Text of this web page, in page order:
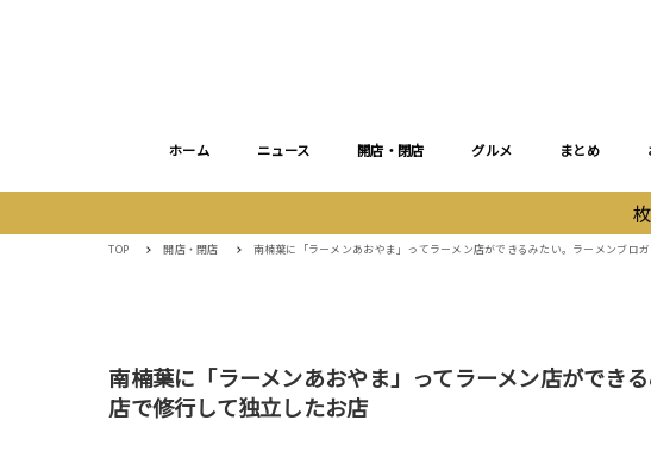
ホーム ニュース 開店・閉店 グルメ まとめ
TOP 開店・閉店 南楠葉に「ラーメンあおやま」ってラーメン店ができるみたい。ラーメンブロ
南楠葉に「ラーメンあおやま」ってラーメン店ができ
店で修行して独立したお店